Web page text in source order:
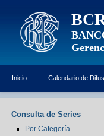
Inicio Calendario de
Consulta de Series
Por Categoría